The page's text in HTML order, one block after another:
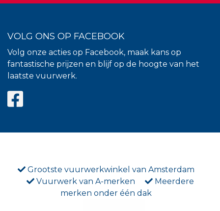
VOLG ONS OP FACEBOOK
Volg onze acties op Facebook, maak kans op
fantastische prijzen en blijf op de hoogte van het
laatste vuurwerk.
Grootste vuurwerkwinkel van Amsterdam
Vuurwerk van A-merken
Meerdere
merken onder één dak